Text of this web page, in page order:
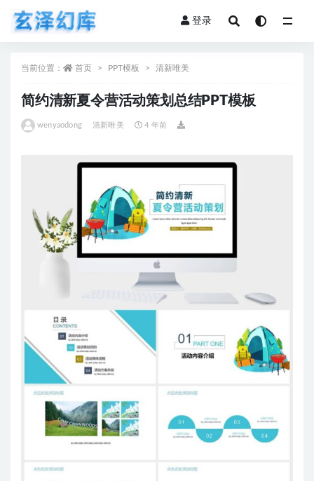
登录
当前位置： 首页 PPT模板 清新唯美
简约清新夏令营活动策划总结PPT模板
wenyaodong 清新唯美 4 年前